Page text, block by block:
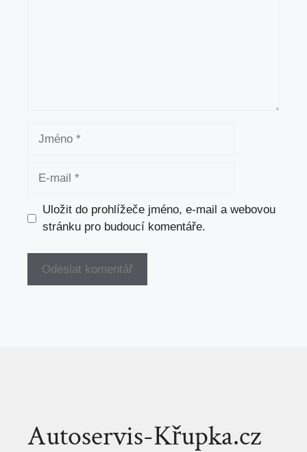
Jméno
Uložit do prohlížeče jméno, e-mail a webovou
stránku pro budoucí komentáře.
Autoservis-Křupka.cz